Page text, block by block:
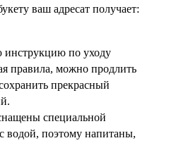
ваш адресат получает:
по уходу
правила, можно продлить
прекрасный
специальной
водой, поэтому напитаны,